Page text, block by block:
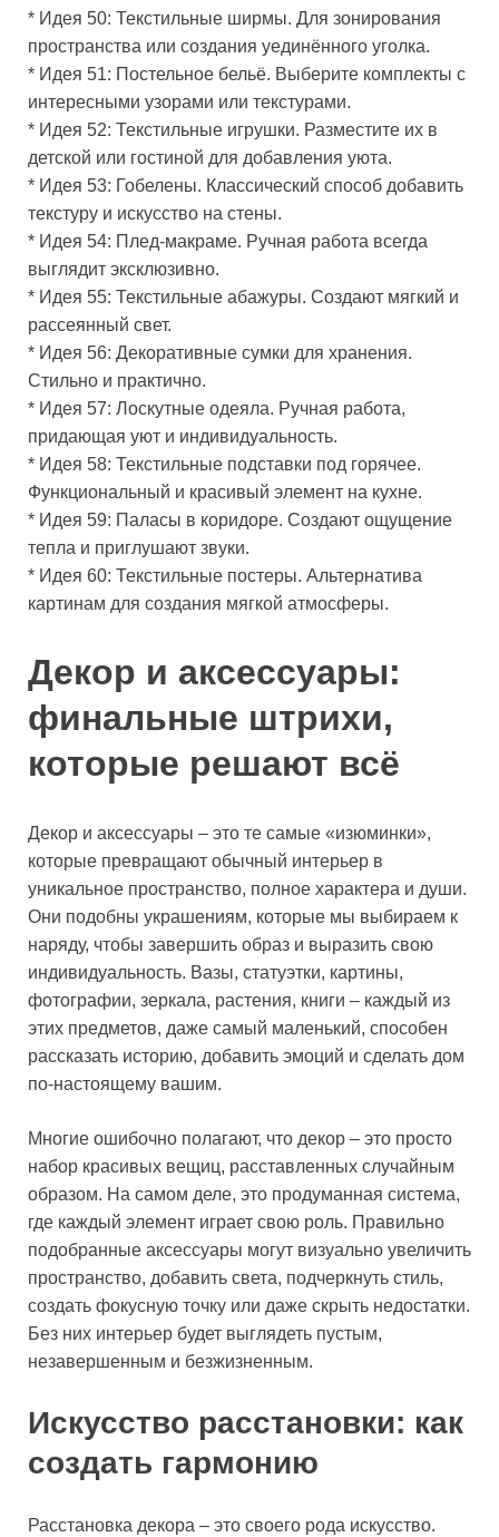
* Идея 50: Текстильные ширмы. Для зонирования
пространства или создания уединённого уголка.
* Идея 51: Постельное бельё. Выберите комплекты с
интересными узорами или текстурами.
* Идея 52: Текстильные игрушки. Разместите их в
детской или гостиной для добавления уюта.
* Идея 53: Гобелены. Классический способ добавить
текстуру и искусство на стены.
* Идея 54: Плед-макраме. Ручная работа всегда
выглядит эксклюзивно.
* Идея 55: Текстильные абажуры. Создают мягкий и
рассеянный свет.
* Идея 56: Декоративные сумки для хранения.
Стильно и практично.
* Идея 57: Лоскутные одеяла. Ручная работа,
придающая уют и индивидуальность.
* Идея 58: Текстильные подставки под горячее.
Функциональный и красивый элемент на кухне.
* Идея 59: Паласы в коридоре. Создают ощущение
тепла и приглушают звуки.
* Идея 60: Текстильные постеры. Альтернатива
картинам для создания мягкой атмосферы.
Декор и аксессуары:
финальные штрихи,
которые решают всё
Декор и аксессуары – это те самые «изюминки»,
которые превращают обычный интерьер в
уникальное пространство, полное характера и души.
Они подобны украшениям, которые мы выбираем к
наряду, чтобы завершить образ и выразить свою
индивидуальность. Вазы, статуэтки, картины,
фотографии, зеркала, растения, книги – каждый из
этих предметов, даже самый маленький, способен
рассказать историю, добавить эмоций и сделать дом
по-настоящему вашим.
Многие ошибочно полагают, что декор – это просто
набор красивых вещиц, расставленных случайным
образом. На самом деле, это продуманная система,
где каждый элемент играет свою роль. Правильно
подобранные аксессуары могут визуально увеличить
пространство, добавить света, подчеркнуть стиль,
создать фокусную точку или даже скрыть недостатки.
Без них интерьер будет выглядеть пустым,
незавершенным и безжизненным.
Искусство расстановки: как
создать гармонию
Расстановка декора – это своего рода искусство.